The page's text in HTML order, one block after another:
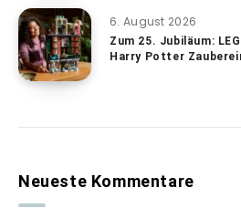
6. August 2026
Zum 25. Jubiläum:
Harry Potter
Neueste Kommentare